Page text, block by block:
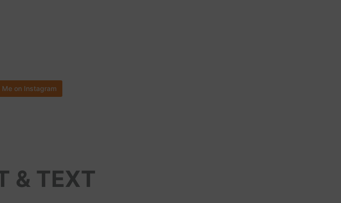
Me on Instagram
& TEXT